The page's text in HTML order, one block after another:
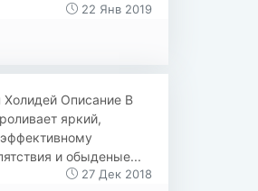
22 Янв 2019
Описание В
яр­кий,
и обыденые...
27 Дек 2018